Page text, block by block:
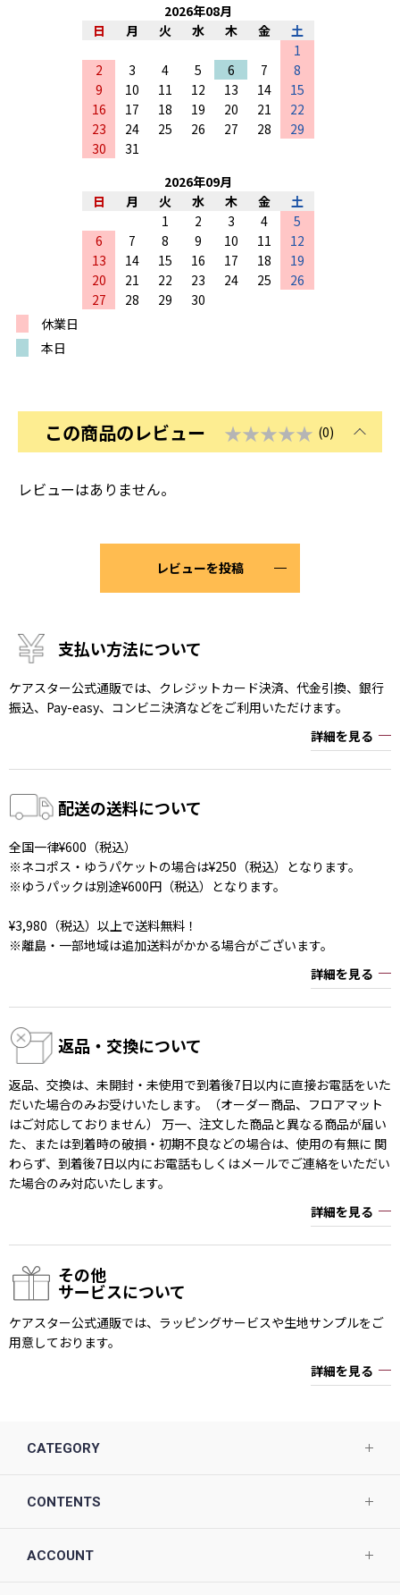
2026年08月
日
月 火 水 木 金
土
1
2
3 4 5 6 7
8
9
10 11 12 13 14
15
16
17 18 19 20 21
22
23
24 25 26 27 28
29
30
31
2026年09月
日
月 火 水 木 金
土
1
2 3 4
5
6
7 8 9 10 11
12
13
14 15 16 17 18
19
20
21 22 23 24 25
26
27
28 29
30
休業日
本日
この商品のレビュー ★★★★★ (0)
レビューはありません。
レビューを投稿
支払い方法について
ケアスター公式通販では、クレジットカード決済、代金引換、銀行
振込、Pay-easy、コンビニ決済などをご利用いただけます。
詳細を見る
配送の送料について
全国一律¥600（税込）
※ネコポス・ゆうパケットの場合は¥250（税込）となります。
※ゆうパックは別途¥600円（税込）となります。
¥3,980（税込）以上で送料無料！
※離島・一部地域は追加送料がかかる場合がございます。
詳細を見る
返品・交換について
返品、交換は、未開封・未使用で到着後7日以内に直接お電話をいた
だいた場合のみお受けいたします。（オーダー商品、フロアマット
はご対応しておりません） 万一、注文した商品と異なる商品が届い
た、または到着時の破損・初期不良などの場合は、使用の有無に 関
わらず、到着後7日以内にお電話もしくはメールでご連絡をいただい
た場合のみ対応いたします。
詳細を見る
その他
サービスについて
ケアスター公式通販では、ラッピングサービスや生地サンプルをご
用意しております。
詳細を見る
CATEGORY
CONTENTS
ACCOUNT